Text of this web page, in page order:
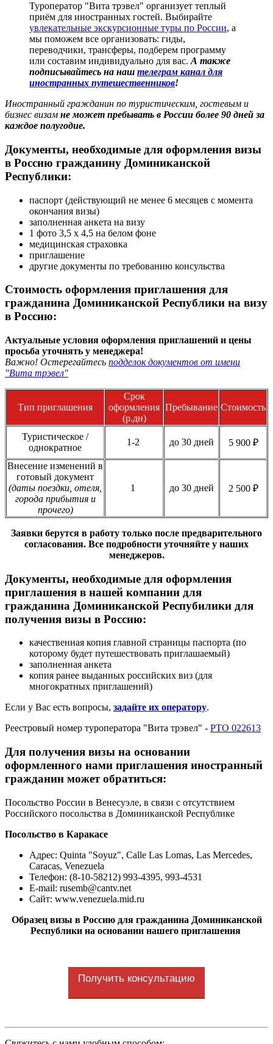
Туроператор "Вита трэвел" организует теплый
приём для иностранных гостей. Выбирайте
увлекательные экскурсионные туры по России, а
мы поможем все организовать: гиды,
переводчики, трансферы, подберем программу
или составим индивидуально для вас. А также
подписывайтесь на наш телеграм канал для
иностранных путешественников!
Иностранный гражданин по туристическим, гостевым и
бизнес визам не может пребывать в России более 90 дней за
каждое полугодие.
Документы, необходимые для оформления визы
в Россию гражданину Доминиканской
Республики:
паспорт (действующий не менее 6 месяцев с момента
окончания визы)
заполненная анкета на визу
1 фото 3,5 х 4,5 на белом фоне
медицинская страховка
приглашение
другие документы по требованию консульства
Стоимость оформления приглашения для
гражданина Доминиканской Республики на визу
в Россию:
Актуальные условия оформления приглашений и цены
просьба уточнять у менеджера!
Важно! Остерегайтесь подделок документов от имени
"Вита трэвел"
Тип приглашения
Срок
оформления
(р.дн)
Пребывание Стоимость
Туристическое /
однократное
1-2 до 30 дней 5 900 ₽
Внесение изменений в
готовый документ
(даты поездки, отеля,
города прибытия и
прочего)
1 до 30 дней 2 500 ₽
Заявки берутся в работу только после предварительного
согласования. Все подробности уточняйте у наших
менеджеров.
Документы, необходимые для оформления
приглашения в нашей компании для
гражданина Доминиканской Респубилики для
получения визы в Россию:
качественная копия главной страницы паспорта (по
которому будет путешествовать приглашаемый)
заполненная анкета
копия ранее выданных российских виз (для
многократных приглашений)
Если у Вас есть вопросы, задайте их оператору.
Реестровый номер туроператора "Вита трэвел" - РТО 022613
Для получения визы на основании
оформленного нами приглашения иностранный
гражданин может обратиться:
Посольство России в Венесуэле, в связи с отсутствием
Российского посольства в Доминиканской Республике
Посольство в Каракасе
Адрес: Quinta "Soyuz", Calle Las Lomas, Las Mercedes,
Caracas, Venezuela
Телефон: (8-10-58212) 993-4395, 993-4531
E-mail: rusemb@cantv.net
Сайт: www.venezuela.mid.ru
Образец визы в Россию для гражданина Доминиканской
Республики на основании нашего приглашения
Получить консультацию